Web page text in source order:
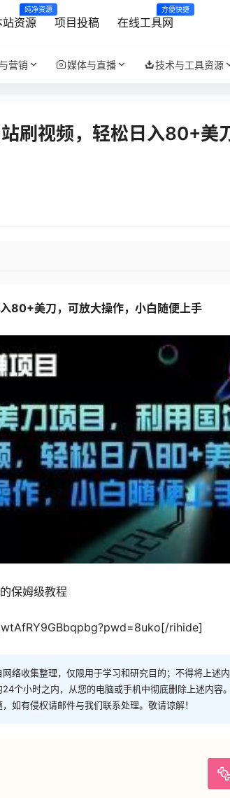
站资源
纯净资源
项目投稿 在线工具网
方便快捷
营销 媒体与直播 技术与工具资源
刷视频，轻松日入80+美
80+美刀，可放大操作，小白随便上手
保姆级教程
rihide]
络收集整理，仅限用于学习和研究目的；不得将上述
个小时之内，从您的电脑或手机中彻底删除上述内容
如有侵权请邮件与我们联系处理。敬请谅解！